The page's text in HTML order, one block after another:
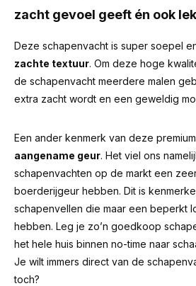
zacht gevoel geeft én ook
Deze schapenvacht is super soepel
zachte textuur. Om deze hoge
de schapenvacht meerdere malen
extra zacht wordt en een geweldig
Een ander kenmerk van deze
aangename geur. Het viel ons
schapenvachten op de markt een
boerderijgeur hebben. Dit is
schapenvellen die maar een beperkt
hebben. Leg je zo’n goedkoop
het hele huis binnen no-time naar
Je wilt immers direct van de
toch?